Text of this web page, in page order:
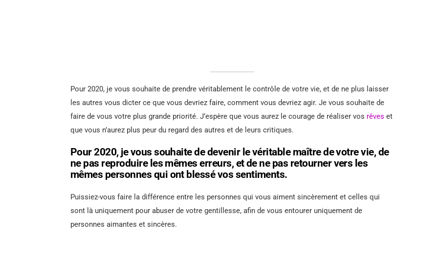
Pour 2020, je vous souhaite de prendre véritablement le contrôle de votre vie, et de ne plus laisser
les autres vous dicter ce que vous devriez faire, comment vous devriez agir. Je vous souhaite de
faire de vous votre plus grande priorité. J’espère que vous aurez le courage de réaliser vos rêves et
que vous n’aurez plus peur du regard des autres et de leurs critiques.
Pour 2020, je vous souhaite de devenir le véritable maître de votre vie, de
ne pas reproduire les mêmes erreurs, et de ne pas retourner vers les
mêmes personnes qui ont blessé vos sentiments.
Puissiez-vous faire la différence entre les personnes qui vous aiment sincèrement et celles qui
sont là uniquement pour abuser de votre gentillesse, afin de vous entourer uniquement de
personnes aimantes et sincères.